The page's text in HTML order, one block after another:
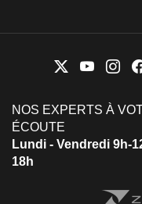
NOS EXPERTS À
ÉCOUTE
Lundi - Vendredi 9h-
18h